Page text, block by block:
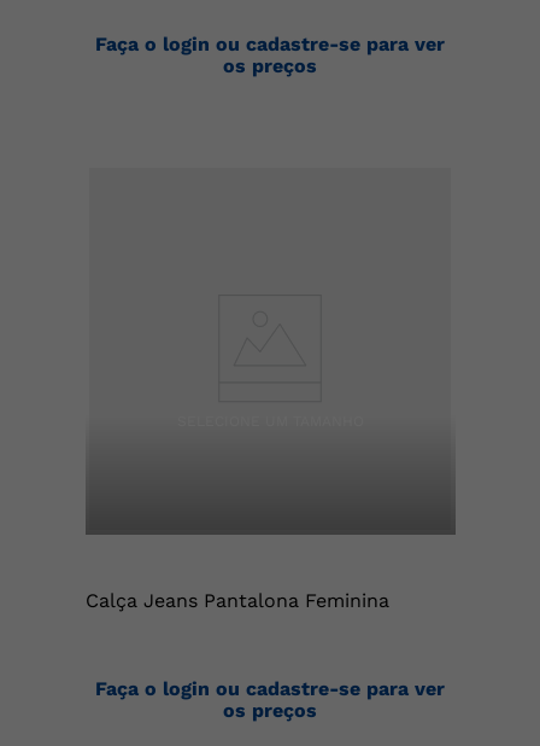
Faça o login ou cadastre-se para ver
os preços
Calça Jeans Pantalona Feminina
Faça o login ou cadastre-se para ver
os preços